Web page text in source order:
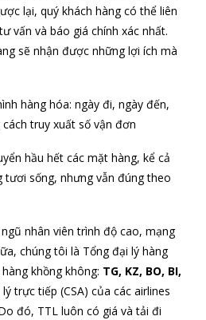
lại, quý khách hàng có thể liên
vấn và báo giá chính xác nhất.
sẽ nhận được những lợi ích mà
hàng hóa: ngày đi, ngày đến,
truy xuất số vận đơn
hầu hết các mặt hàng, kể cả
tươi sống, nhưng vẫn đúng theo
nhân viên trình độ cao, mạng
chúng tôi là Tổng đại lý hàng
khồng không: TG, KZ, BO, BI,
trực tiếp (CSA) của các airlines
đó, TTL luôn có giá và tải đi